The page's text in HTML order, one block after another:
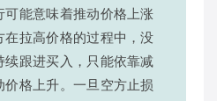
能意味着推动价格上涨
在拉高价格的过程中，没
跟进买入，只能依靠减
价格上升。一旦空方止损